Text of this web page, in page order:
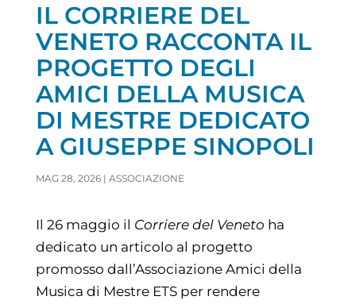
IL CORRIERE DEL
VENETO RACCONTA IL
PROGETTO DEGLI
AMICI DELLA MUSICA
DI MESTRE DEDICATO
A GIUSEPPE SINOPOLI
MAG 28, 2026| ASSOCIAZIONE
Il 26 maggio il Corriere del Veneto ha
dedicato un articolo al progetto
promosso dall’Associazione Amici della
Musica di Mestre ETS per rendere